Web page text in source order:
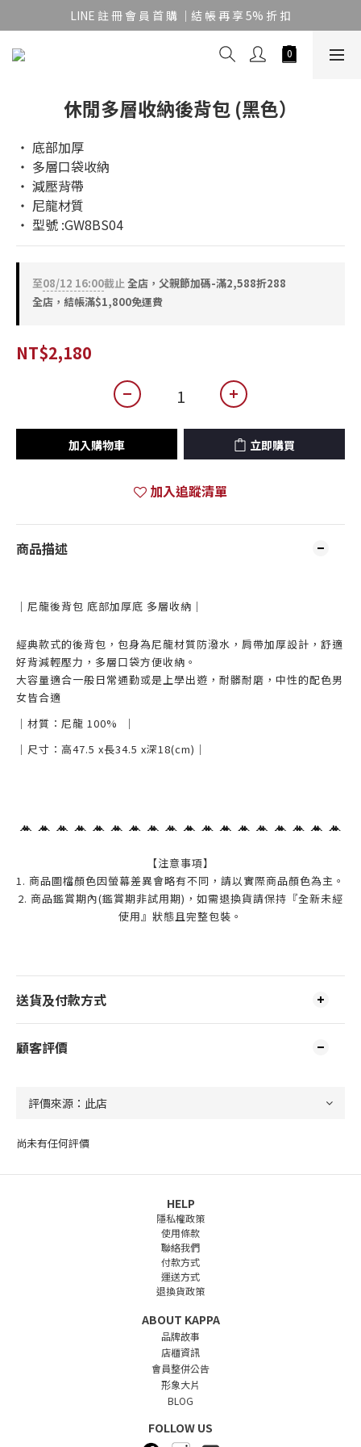
LINE 註 冊 會 員 首 購 ｜結 帳 再 享 5% 折 扣
休閒多層收納後背包 (黑色）
‧ 底部加厚
‧ 多層口袋收納
‧ 減壓背帶
‧ 尼龍材質
‧ 型號 :GW8BS04
至08/12 16:00截止全店，父親節加碼-滿2,588折288
全店，結帳滿$1,800免運費
NT$2,180
加入購物車 立即購買
加入追蹤清單
商品描述
｜尼龍後背包 底部加厚底 多層收納｜
經典款式的後背包，包身為尼龍材質防潑水，肩帶加厚設計，舒適
好背減輕壓力，多層口袋方便收納。
大容量適合一般日常通勤或是上學出遊，耐髒耐磨，中性的配色男
女皆合適
｜材質：尼龍 100%
｜
｜尺寸：高47.5 x長34.5 x深18(cm) ｜
【注意事項】
1. 商品圖檔顏色因螢幕差異會略有不同，請以實際商品顏色為主。
2. 商品鑑賞期內(鑑賞期非試用期)，如需退換貨請保持『全新未經
使用』狀態且完整包裝。
送貨及付款方式
顧客評價
尚未有任何評價
HELP
隱私權政策
使用條款
聯絡我們
付款方式
運送方式
退換貨政策
ABOUT KAPPA
品牌故事
店櫃資訊
會員整併公告
形象大片
BLOG
FOLLOW US